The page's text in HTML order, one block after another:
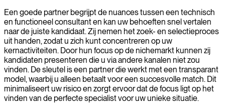
Een goede partner begrijpt de nuances tussen een technisch
en functioneel consultant en kan uw behoeften snel vertalen
naar de juiste kandidaat. Zij nemen het zoek- en selectieproces
uit handen, zodat u zich kunt concentreren op uw
kernactiviteiten. Door hun focus op de nichemarkt kunnen zij
kandidaten presenteren die u via andere kanalen niet zou
vinden. De sleutel is een partner die werkt met een transparant
model, waarbij u alleen betaalt voor een succesvolle match. Dit
minimaliseert uw risico en zorgt ervoor dat de focus ligt op het
vinden van de perfecte specialist voor uw unieke situatie.